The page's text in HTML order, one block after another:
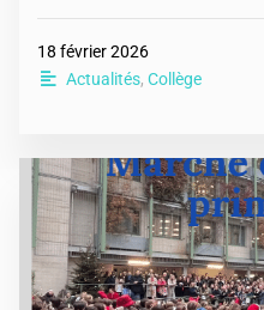
18 février 2026
Actualités, Collège